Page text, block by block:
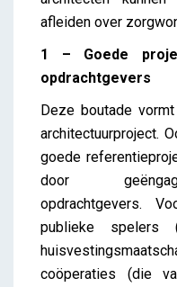
afleiden over
1 – Goede
opdrachtgevers
Deze boutade
architectuurproject.
goede
door
opdrachtgevers.
publieke spelers
coöperaties (die